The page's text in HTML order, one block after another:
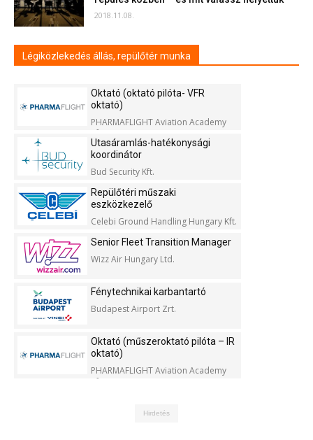
2018.11.08.
Légiközlekedés állás, repülőtér munka
Oktató (oktató pilóta- VFR
oktató)
PHARMAFLIGHT Aviation Academy
Kft.
Utasáramlás-hatékonysági
koordinátor
Bud Security Kft.
Repülőtéri műszaki
eszközkezelő
Celebi Ground Handling Hungary Kft.
Senior Fleet Transition Manager
Wizz Air Hungary Ltd.
Fénytechnikai karbantartó
Budapest Airport Zrt.
Oktató (műszeroktató pilóta – IR
oktató)
PHARMAFLIGHT Aviation Academy
Kft.
Hirdetés